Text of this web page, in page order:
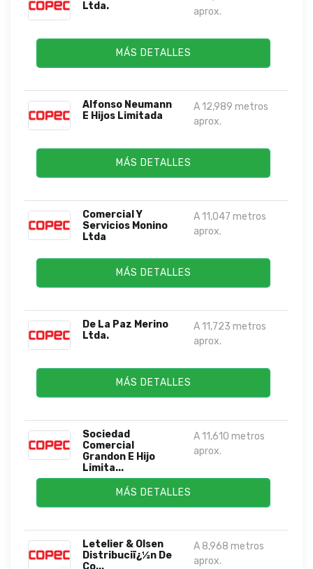
Ltda.
aprox.
MÁS DETALLES
Alfonso Neumann
E Hijos Limitada
A 12,989 metros
aprox.
MÁS DETALLES
Comercial Y
Servicios Monino
Ltda
A 11,047 metros
aprox.
MÁS DETALLES
De La Paz Merino
Ltda.
A 11,723 metros
aprox.
MÁS DETALLES
Sociedad
Comercial
Grandon E Hijo
Limita...
A 11,610 metros
aprox.
MÁS DETALLES
Letelier & Olsen
Distribuciï¿½n De
A 8,968 metros
aprox.